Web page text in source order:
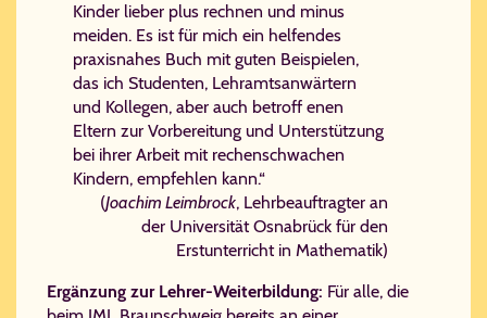
Kinder lieber plus rechnen und minus
meiden. Es ist für mich ein helfendes
praxisnahes Buch mit guten Beispielen,
das ich Studenten, Lehramtsanwärtern
und Kollegen, aber auch betroff enen
Eltern zur Vorbereitung und Unterstützung
bei ihrer Arbeit mit rechenschwachen
Kindern, empfehlen kann.“
(Joachim Leimbrock, Lehrbeauftragter an
der Universität Osnabrück für den
Erstunterricht in Mathematik)
Ergänzung zur Lehrer-Weiterbildung: Für alle, die